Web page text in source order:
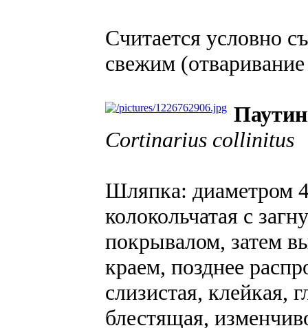
Считается условно
свежим
Cortinarius collinitus
Шляпка: диаметром
колокольчатая с
покрывалом, затем
краем, позднее
слизистая, клейкая,
блестящая,